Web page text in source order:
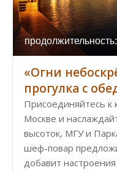
«Огни
прогулка с
Присоединяйтесь к
Москве и
высоток, МГУ и
шеф-повар
добавит настроения